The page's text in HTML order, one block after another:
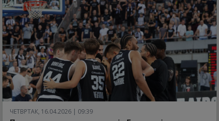
ЧЕТВРТАК, 16.04.2026 | 09:39